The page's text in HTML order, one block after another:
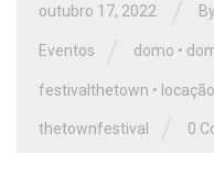
outubro 17, 2022 By
Eventos domo •
festivalthetown • locação
thetownfestival 0